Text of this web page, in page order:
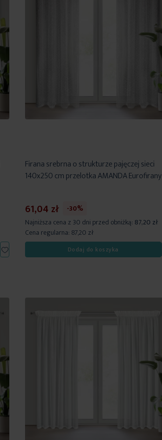
Dodaj
do
Firana srebrna o strukturze pajęczej sieci
140x250 cm przelotka AMANDA Eurofirany
61,04 zł
-30%
Najniższa cena z 30 dni przed obniżką: 87,20 zł
Cena regularna: 87,20 zł
Dodaj do koszyka